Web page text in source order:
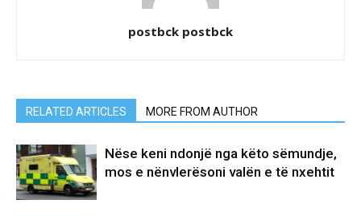
postbck postbck
RELATED ARTICLES MORE FROM AUTHOR
Nëse keni ndonjë nga këto sëmundje,
mos e nënvlerësoni valën e të nxehtit